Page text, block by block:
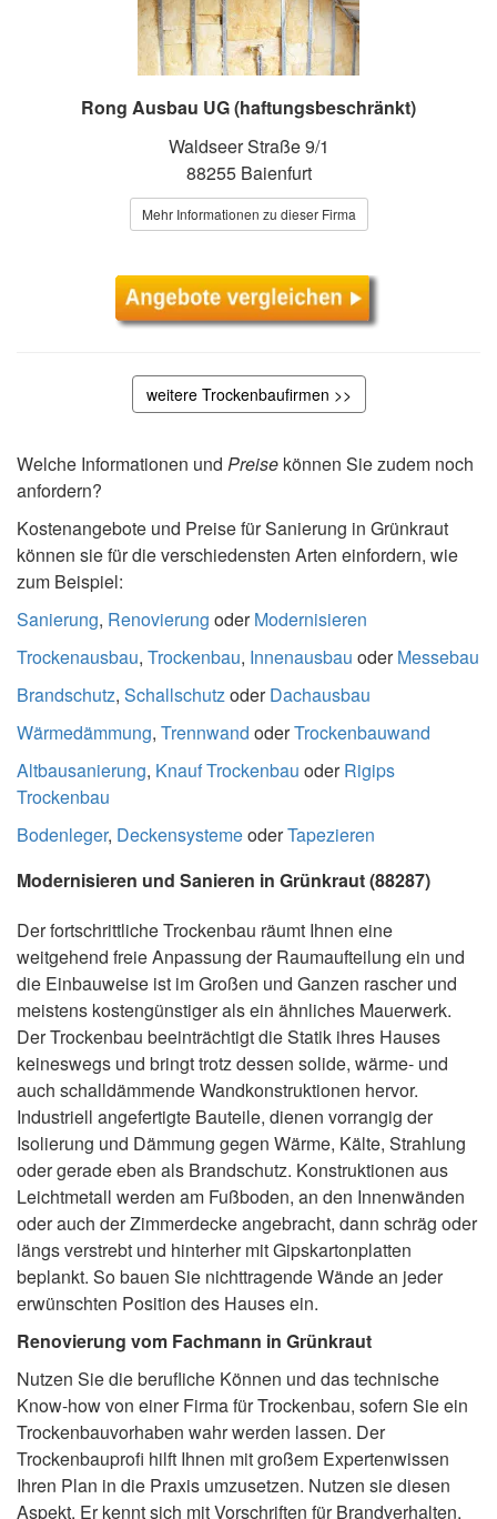
Rong Ausbau UG (haftungsbeschränkt)
Waldseer Straße 9/1
88255 Baienfurt
Mehr Informationen zu dieser Firma
weitere Trockenbaufirmen >>
Welche Informationen und Preise können Sie zudem noch
anfordern?
Kostenangebote und Preise für Sanierung in Grünkraut
können sie für die verschiedensten Arten einfordern, wie
zum Beispiel:
Sanierung, Renovierung oderModernisieren
Trockenausbau, Trockenbau, Innenausbau oderMessebau
Brandschutz, SchallschutzoderDachausbau
Wärmedämmung, Trennwand oderTrockenbauwand
Altbausanierung, Knauf Trockenbau oderRigips
Trockenbau
Bodenleger, DeckensystemeoderTapezieren
Modernisieren und Sanieren in Grünkraut (88287)
Der fortschrittliche Trockenbau räumt Ihnen eine
weitgehend freie Anpassung der Raumaufteilung ein und
die Einbauweise ist im Großen und Ganzen rascher und
meistens kostengünstiger als ein ähnliches Mauerwerk.
Der Trockenbau beeinträchtigt die Statik ihres Hauses
keineswegs und bringt trotz dessen solide, wärme- und
auch schalldämmende Wandkonstruktionen hervor.
Industriell angefertigte Bauteile, dienen vorrangig der
Isolierung und Dämmung gegen Wärme, Kälte, Strahlung
oder gerade eben als Brandschutz. Konstruktionen aus
Leichtmetall werden am Fußboden, an den Innenwänden
oder auch der Zimmerdecke angebracht, dann schräg oder
längs verstrebt und hinterher mit Gipskartonplatten
beplankt. So bauen Sie nichttragende Wände an jeder
erwünschten Position des Hauses ein.
Renovierung vom Fachmann in Grünkraut
Nutzen Sie die berufliche Können und das technische
Know-how von einer Firma für Trockenbau, sofern Sie ein
Trockenbauvorhaben wahr werden lassen. Der
Trockenbauprofi hilft Ihnen mit großem Expertenwissen
Ihren Plan in die Praxis umzusetzen. Nutzen sie diesen
Aspekt. Er kennt sich mit Vorschriften für Brandverhalten,